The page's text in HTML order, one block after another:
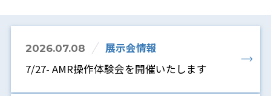
2026.07.08
展示会情報
7/27- AMR操作体験会を開催いたします